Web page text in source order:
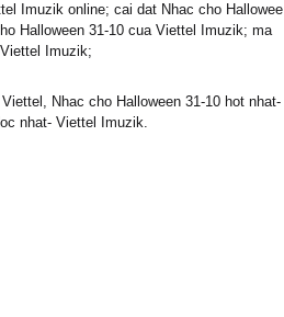
Imuzik online; cai dat Nhac cho Hallowee
Halloween 31-10 cua Viettel Imuzik; ma
Imuzik;
Nhac cho Halloween 31-10 hot nhat-
nhat- Viettel Imuzik.